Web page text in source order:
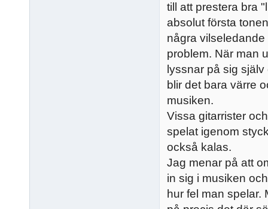
till att prestera bra
absolut första
några
problem. När man
lyssnar på sig
blir det bara värre
musiken.
Vissa gitarrister
spelat igenom
också kalas.
Jag menar på att
in sig i musiken
hur fel man